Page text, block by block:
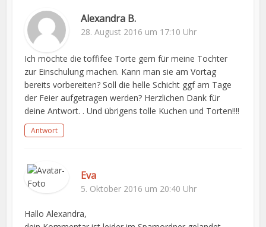
Alexandra B.
28. August 2016 um 17:10 Uhr
Ich möchte die toffifee Torte gern für meine Tochter
zur Einschulung machen. Kann man sie am Vortag
bereits vorbereiten? Soll die helle Schicht ggf am Tage
der Feier aufgetragen werden? Herzlichen Dank für
deine Antwort. . Und übrigens tolle Kuchen und Torten!!!!
Antwort
Eva
5. Oktober 2016 um 20:40 Uhr
Hallo Alexandra,